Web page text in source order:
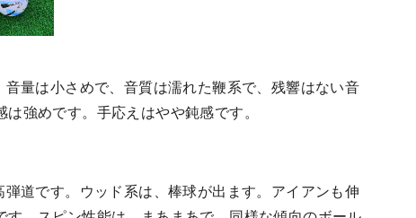
音量は小さめで、音質は濡れた鞭系で、残響はない音
強めです。手応えはやや鈍感です。
道です。ウッド系は、棒球が出ます。アイアンも伸